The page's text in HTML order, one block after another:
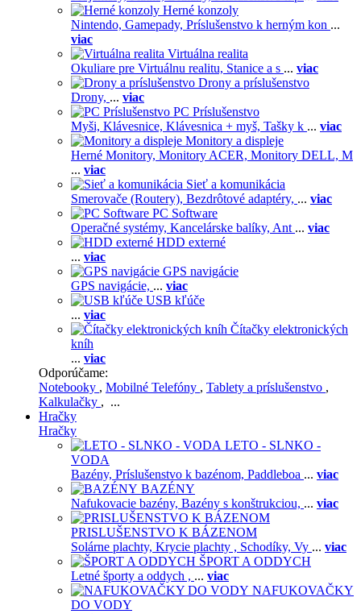
Herné konzoly
Nintendo, Gamepady, Príslušenstvo k herným kon ...
viac
Virtuálna realita
Okuliare pre Virtuálnu realitu, Stanice a s ... viac
Drony a príslušenstvo
Drony, ... viac
PC Príslušenstvo
Myši, Klávesnice, Klávesnica + myš, Tašky k ... viac
Monitory a displeje
Herné Monitory, Monitory ACER, Monitory DELL, M
... viac
Sieť a komunikácia
Smerovače (Routery), Bezdrôtové adaptéry, ... viac
PC Software
Operačné systémy, Kancelárske balíky, Ant ... viac
HDD externé
... viac
GPS navigácie
GPS navigácie, ... viac
USB kľúče
... viac
Čítačky elektronických
kníh
... viac
Odporúčame:
Notebooky , Mobilné Telefóny , Tablety a príslušenstvo ,
Kalkulačky , ...
Hračky
Hračky
LETO - SLNKO -
VODA
Bazény, Príslušenstvo k bazénom, Paddleboa ... viac
BAZÉNY
Nafukovacie bazény, Bazény s konštrukciou, ... viac
PRISLUŠENSTVO K BÁZENOM
Solárne plachty, Krycie plachty , Schodíky, Vy ... viac
ŠPORT A ODDYCH
Letné športy a oddych , ... viac
NAFUKOVAČKY
DO VODY